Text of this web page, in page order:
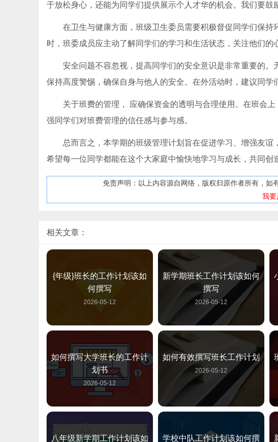
于放松身心，还能为同学们提供展示个人才华的机会。我们要鼓
在卫生与健康方面，班级卫生委员需要积极督促同学们保
时，班委成员应主动了解同学们的学习和生活状态，关注他们的
安全问题不容忽视，提高同学们的安全意识是非常重要的
保持高度警惕，确保自身与他人的安全。在外活动时，建议同学
关于班费的管理， 应确保资金的透明与合理使用。在班会
强同学们对班费管理的信任感与参与感。
总而言之，本学期的班级管理计划旨在促进学习、增强友
希望每一位同学都能在这个大家庭中愉快地学习与成长，共同创
免责声明：以上内容源自网络，版权归原作者所有，如
我要
相关文章：
{年级}班长的工作计划该如
何撰写
2026-05-12
新学期班长工作计划该如何
撰写
2026-05-12
如何撰写大学班长的工作计
划书
2026-05-12
如何有效撰写班长工作计划
2026-05-12
八年级新学期工作计划该如 学校中队工作计划该如何撰